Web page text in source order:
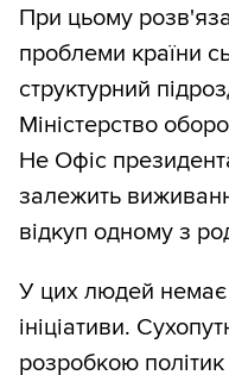
При цьому
проблеми країни
структурний
Міністерство
Не Офіс
залежить
відкуп одному з
У цих людей немає
ініціативи.
розробкою